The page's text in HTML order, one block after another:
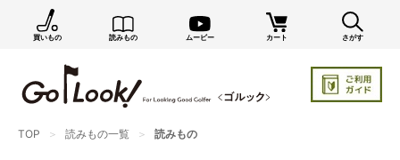
買いもの 読みもの ムービー カート さがす
TOP 読みもの一覧 読みもの